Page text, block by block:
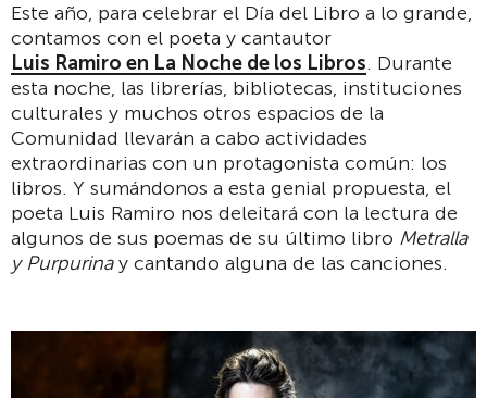
Este año, para celebrar el Día del Libro a lo grande,
contamos con el poeta y cantautor
Luis Ramiro en La Noche de los Libros. Durante
esta noche, las librerías, bibliotecas, instituciones
culturales y muchos otros espacios de la
Comunidad llevarán a cabo actividades
extraordinarias con un protagonista común: los
libros. Y sumándonos a esta genial propuesta, el
poeta Luis Ramiro nos deleitará con la lectura de
algunos de sus poemas de su último libro Metralla
y Purpurinay cantando alguna de las canciones.